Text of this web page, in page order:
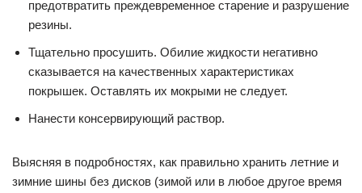
предотвратить преждевременное старение и разрушение
резины.
Тщательно просушить. Обилие жидкости негативно
сказывается на качественных характеристиках
покрышек. Оставлять их мокрыми не следует.
Нанести консервирующий раствор.
Выясняя в подробностях, как правильно хранить летние и
зимние шины без дисков (зимой или в любое другое время